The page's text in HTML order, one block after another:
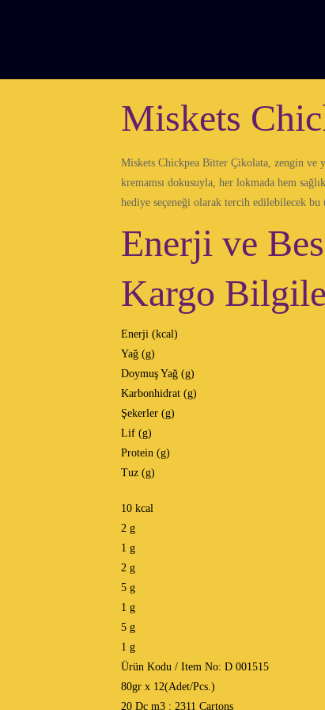
Miskets
Miskets Chickpea Bitter Çikolata, zengin ve
kremamsı dokusuyla, her lokmada hem
hediye seçeneği olarak tercih edilebilecek
Enerji ve
Kargo
Enerji (kcal)
Yağ (g)
Doymuş Yağ (g)
Karbonhidrat (g)
Şekerler (g)
Lif (g)
Protein (g)
Tuz (g)
10 kcal
2 g
1 g
2 g
5 g
1 g
5 g
1 g
Ürün Kodu / Item No: D 001515
80gr x 12(Adet/Pcs.)
20 Dc m3 : 2311 Cartons